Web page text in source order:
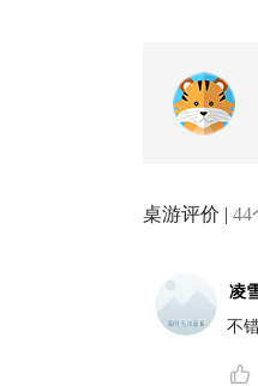
桌游评价 | 44
凌
不